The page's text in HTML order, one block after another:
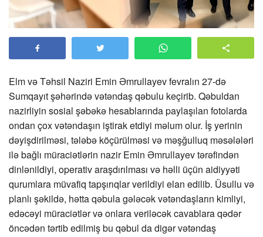
Elm və Təhsil Naziri Emin Əmrullayev fevralın 27-də
Sumqayıt şəhərində vətəndaş qəbulu keçirib. Qəbuldan
nazirliyin sosial şəbəkə hesablarında paylaşılan fotolarda
ondan çox vətəndaşın iştirak etdiyi məlum olur. İş yerinin
dəyişdirilməsi, tələbə köçürülməsi və məşğulluq məsələləri
ilə bağlı müraciətlərin nazir Emin Əmrullayev tərəfindən
dinlənildiyi, operativ araşdırılması və həlli üçün aidiyyəti
qurumlara müvafiq tapşırıqlar verildiyi elan edilib. Üsullu və
planlı şəkildə, hətta qəbula gələcək vətəndaşların kimliyi,
edəcəyi müraciətlər və onlara veriləcək cavablara qədər
öncədən tərtib edilmiş bu qəbul da digər vətəndaş